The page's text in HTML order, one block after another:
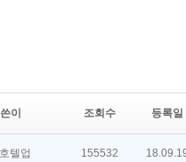
이 조회수 등록일
호텔업 155532